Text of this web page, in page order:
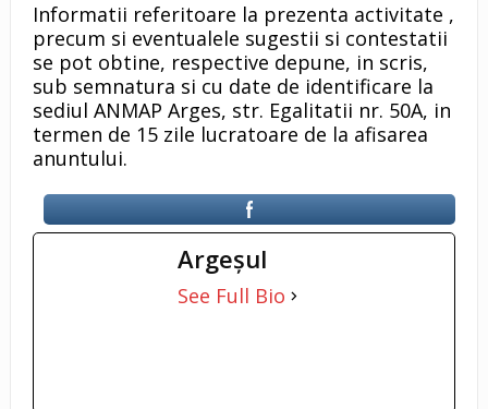
Informatii referitoare la prezenta activitate ,
precum si eventualele sugestii si contestatii
se pot obtine, respective depune, in scris,
sub semnatura si cu date de identificare la
sediul ANMAP Arges, str. Egalitatii nr. 50A, in
termen de 15 zile lucratoare de la afisarea
anuntului.
Argeşul
See Full Bio